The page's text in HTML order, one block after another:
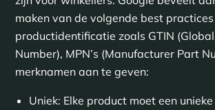
maken van de volgende best
productidentificatie zoals GTIN
Number), MPN’s (Manufacturer Part
merknamen aan te geven:
Uniek: Elke product moet een